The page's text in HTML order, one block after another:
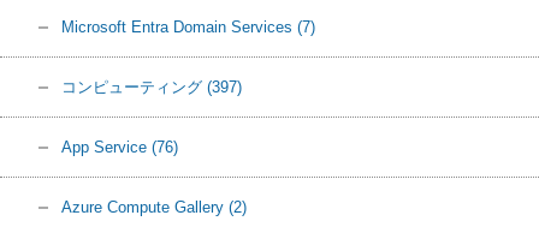
Microsoft Entra Domain Services (7)
コンピューティング (397)
App Service (76)
Azure Compute Gallery (2)